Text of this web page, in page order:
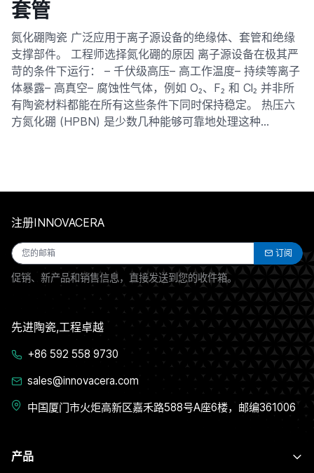
套管
氮化硼陶瓷 广泛应用于离子源设备的绝缘体、套管和绝缘
支撑部件。 工程师选择氮化硼的原因 离子源设备在极其严
苛的条件下运行： – 千伏级高压– 高工作温度– 持续等离子
体暴露– 高真空– 腐蚀性气体，例如 O₂、F₂ 和 Cl₂ 并非所
有陶瓷材料都能在所有这些条件下同时保持稳定。 热压六
方氮化硼 (HPBN) 是少数几种能够可靠地处理这种…
产品
注册INNOVACERA
订阅
促销、新产品和销售信息，直接发送到您的收件箱。
先进陶瓷,工程卓越
+86 592 558 9730
sales@innovacera.com
中国厦门市火炬高新区嘉禾路588号A座6楼，邮编361006